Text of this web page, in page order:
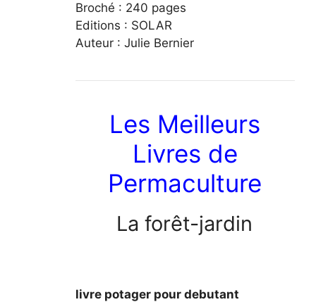
Broché : 240 pages
Editions : SOLAR
Auteur : Julie Bernier
Les Meilleurs
Livres de
Permaculture
La forêt-jardin
livre potager pour debutant